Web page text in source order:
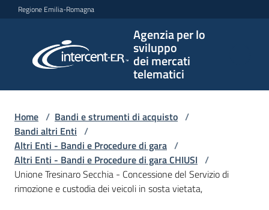
Vai al contenuto
Vai alla navigazione
Vai al footer
Regione Emilia-Romagna
Agenzia per lo
sviluppo
dei mercati
telematici
per lo
sviluppo
telematici
L'Agenzia
Home / Bandi e strumenti di acquisto /
Bandi altri Enti /
Altri Enti - Bandi e Procedure di gara /
Altri Enti - Bandi e Procedure di gara CHIUSI /
Unione Tresinaro Secchia - Concessione del Servizio di
rimozione e custodia dei veicoli in sosta vietata,